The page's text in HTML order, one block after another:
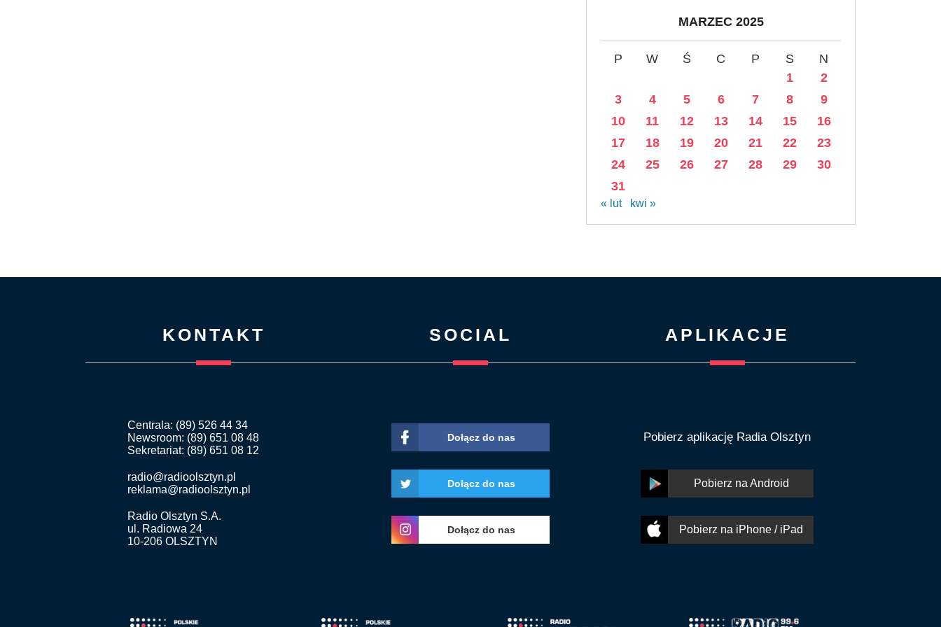
MARZEC 2025
P W Ś C P S
N
1
2
3
4 5 6 7 8
9
10
11 12 13 14 15
16
17
18 19 20 21 22
23
24
25 26 27 28 29
30
31
« lut kwi »
KONTAKT
Centrala: (89) 526 44 34
Newsroom: (89) 651 08 48
Sekretariat: (89) 651 08 12
radio@radioolsztyn.pl
reklama@radioolsztyn.pl
Radio Olsztyn S.A.
ul. Radiowa 24
10-206 OLSZTYN
SOCIAL
Dołącz do nas
Dołącz do nas
Dołącz do nas
APLIKACJE
Pobierz aplikację Radia Olsztyn
Pobierz na Android
Pobierz na iPhone / iPad